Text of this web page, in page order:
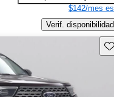
$142/mes
Verif. disponibilidad